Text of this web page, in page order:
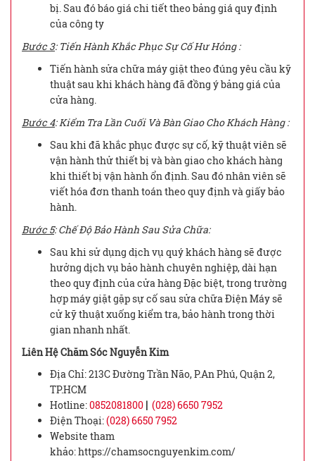
bị. Sau đó báo giá chi tiết theo bảng giá quy định
của công ty
Bước 3: Tiến Hành Khắc Phục Sự Cố Hư Hỏng :
Tiến hành sửa chữa máy giặt theo đúng yêu cầu kỹ
thuật sau khi khách hàng đã đồng ý bảng giá của
cửa hàng.
Bước 4: Kiểm Tra Lần Cuối Và Bàn Giao Cho Khách Hàng :
Sau khi đã khắc phục được sự cố, kỹ thuật viên sẽ
vận hành thử thiết bị và bàn giao cho khách hàng
khi thiết bị vận hành ổn định. Sau đó nhân viên sẽ
viết hóa đơn thanh toán theo quy định và giấy bảo
hành.
Bước 5: Chế Độ Bảo Hành Sau Sửa Chữa:
Sau khi sử dụng dịch vụ quý khách hàng sẽ được
hưởng dịch vụ bảo hành chuyên nghiệp, dài hạn
theo quy định của cửa hàng Đặc biệt, trong trường
hợp máy giặt gặp sự cố sau sửa chữa Điện Máy sẽ
cử kỹ thuật xuống kiểm tra, bảo hành trong thời
gian nhanh nhất.
Liên Hệ Chăm Sóc Nguyễn Kim
Địa Chỉ: 213C Đường Trần Não, P.An Phú, Quận 2,
TP.HCM
Hotline:0852081800 | (028) 6650 7952
Điện Thoại:(028) 6650 7952
Website tham
khảo: https://chamsocnguyenkim.com/